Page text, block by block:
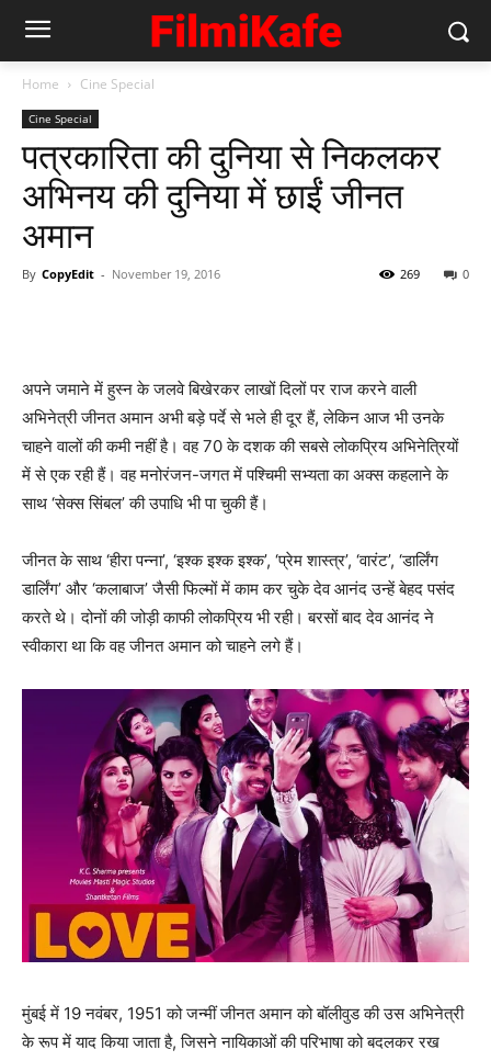
Home Cine Special
Cine Special
पत्रकारिता की दुनिया से निकलकर
अभिनय की दुनिया में छाईं जीनत
अमान
By CopyEdit - November 19, 2016 0
269
अपने जमाने में हुस्न के जलवे बिखेरकर लाखों दिलों पर राज करने वाली
अभिनेत्री जीनत अमान अभी बड़े पर्दे से भले ही दूर हैं, लेकिन आज भी उनके
चाहने वालों की कमी नहीं है। वह 70 के दशक की सबसे लोकप्रिय अभिनेत्रियों
में से एक रही हैं। वह मनोरंजन-जगत में पश्चिमी सभ्यता का अक्स कहलाने के
साथ ‘सेक्स सिंबल’ की उपाधि भी पा चुकी हैं।
जीनत के साथ ‘हीरा पन्ना’, ‘इश्क इश्क इश्क’, ‘प्रेम शास्त्र’, ‘वारंट’, ‘डार्लिंग
डार्लिंग’ और ‘कलाबाज’ जैसी फिल्मों में काम कर चुके देव आनंद उन्हें बेहद पसंद
करते थे। दोनों की जोड़ी काफी लोकप्रिय भी रही। बरसों बाद देव आनंद ने
स्वीकारा था कि वह जीनत अमान को चाहने लगे हैं।
मुंबई में 19 नवंबर, 1951 को जन्मीं जीनत अमान को बॉलीवुड की उस अभिनेत्री
के रूप में याद किया जाता है, जिसने नायिकाओं की परिभाषा को बदलकर रख